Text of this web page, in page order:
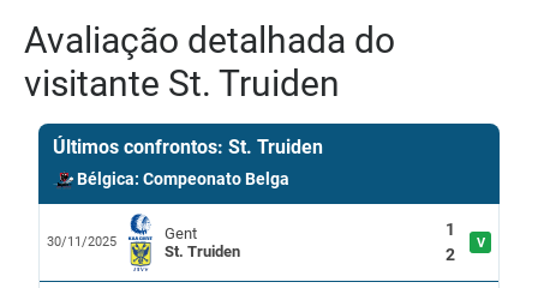
Avaliação detalhada do
visitante St. Truiden
Últimos confrontos: St. Truiden
Bélgica: Compeonato Belga
30/11/2025
Gent
St. Truiden
1
2
V